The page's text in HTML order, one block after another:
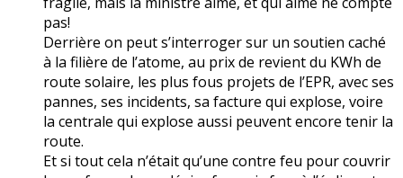
pas!
Derrière on peut s’interroger sur un soutien caché
à la filière de l’atome, au prix de revient du KWh de
route solaire, les plus fous projets de l’EPR, avec ses
pannes, ses incidents, sa facture qui explose, voire
la centrale qui explose aussi peuvent encore tenir la
route.
Et si tout cela n’était qu’une contre feu pour couvrir